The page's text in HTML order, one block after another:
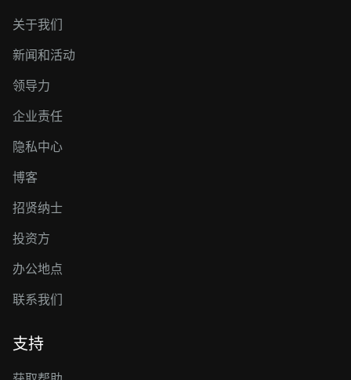
关于我们
新闻和活动
领导力
企业责任
隐私中心
博客
招贤纳士
投资方
办公地点
联系我们
支持